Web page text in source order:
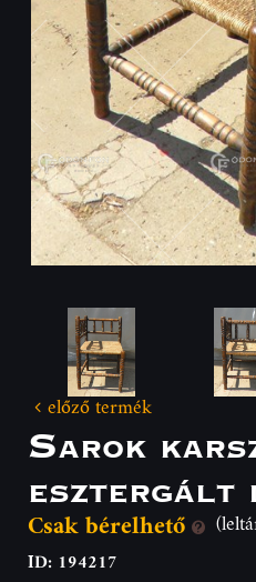
előző termék
Sarok
esztergált
Csak bérelhető
ID: 194217